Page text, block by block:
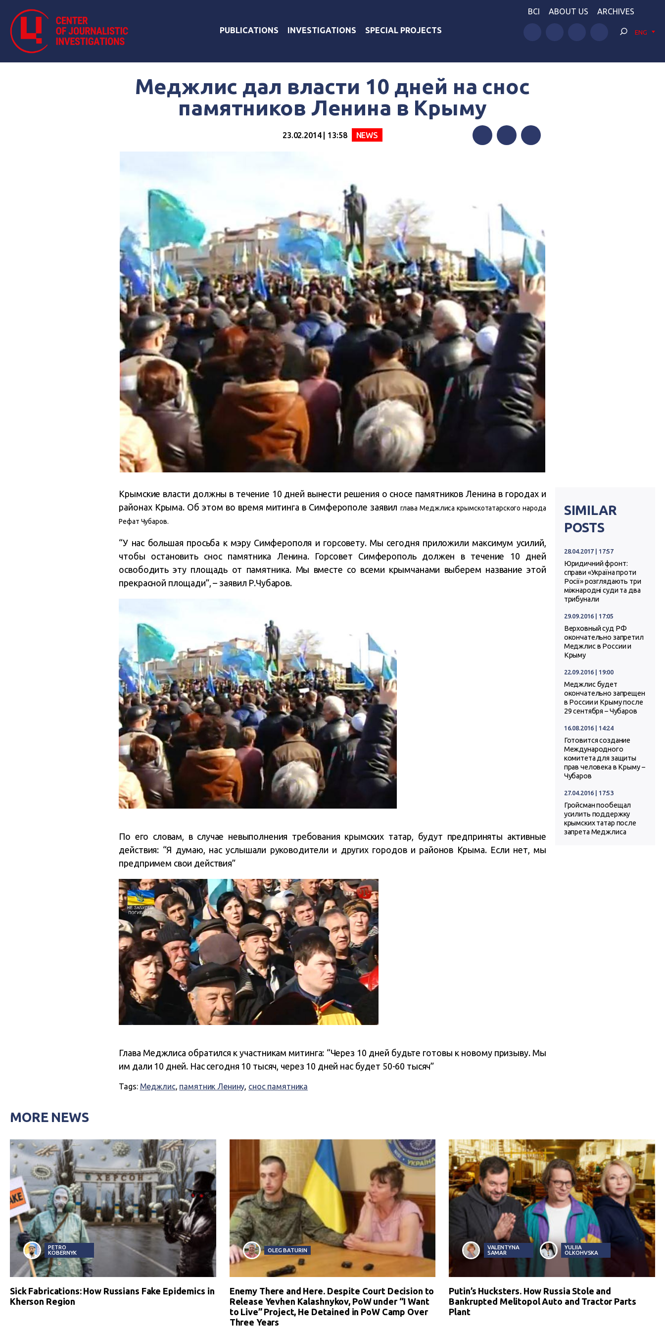
PUBLICATIONS INVESTIGATIONS SPECIAL PROJECTS
BCI ABOUT US ARCHIVES
ENG
Меджлис дал власти 10 дней на снос
памятников Ленина в Крыму
23.02.2014 | 13:58 NEWS
Крымские власти должны в течение 10 дней вынести решения о сносе памятников Ленина в городах и
районах Крыма. Об этом во время митинга в Симферополе заявил глава Меджлисакрымскотатарского народа
Рефат Чубаров.
“У нас большая просьба к мэру Симферополя и горсовету. Мы сегодня приложили максимум усилий,
чтобы остановить снос памятника Ленина. Горсовет Симферополь должен в течение 10 дней
освободить эту площадь от памятника. Мы вместе со всеми крымчанами выберем название этой
прекрасной площади”, – заявил Р.Чубаров.
По его словам, в случае невыполнения требования крымских татар, будут предприняты активные
действия: “Я думаю, нас услышали руководители и других городов и районов Крыма. Если нет, мы
предпримем свои действия”
Глава Меджлиса обратился к участникам митинга: “Через 10 дней будьте готовы к новому призыву. Мы
им дали 10 дней. Нас сегодня 10 тысяч, через 10 дней нас будет 50-60 тысяч”
Tags: Меджлис памятник Ленину снос памятника
SIMILAR
POSTS
28.04.2017 | 17:57
Юридичний фронт:
справи «Україна проти
Росії» розглядають три
міжнародні суди та два
трибунали
29.09.2016 | 17:05
Верховный суд РФ
окончательно запретил
Меджлис в России и
Крыму
22.09.2016 | 19:00
Меджлис будет
окончательно запрещен
в России и Крыму после
29 сентября – Чубаров
16.08.2016 | 14:24
Готовится создание
Международного
комитета для защиты
прав человека в Крыму –
Чубаров
27.04.2016 | 17:53
Гройсман пообещал
усилить поддержку
крымских татар после
запрета Меджлиса
MORE NEWS
PETRO
KOBERNYK
Sick Fabrications: How Russians Fake Epidemics in
Kherson Region
OLEG BATURIN
Enemy There and Here. Despite Court Decision to
Release Yevhen Kalashnykov, PoW under “I Want
to Live” Project, He Detained in PoW Camp Over
Three Years
VALENTYNA
SAMAR
YULIIA
OLKOHVSKA
Putin’s Hucksters. How Russia Stole and
Bankrupted Melitopol Auto and Tractor Parts
Plant